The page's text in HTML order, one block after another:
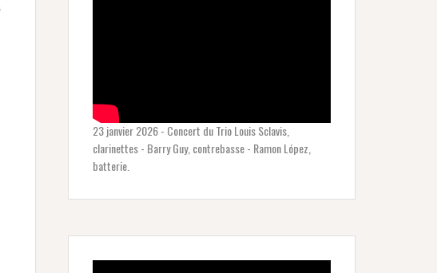
23 janvier 2026 - Concert du Trio Louis Sclavis,
clarinettes - Barry Guy, contrebasse - Ramon López,
batterie.